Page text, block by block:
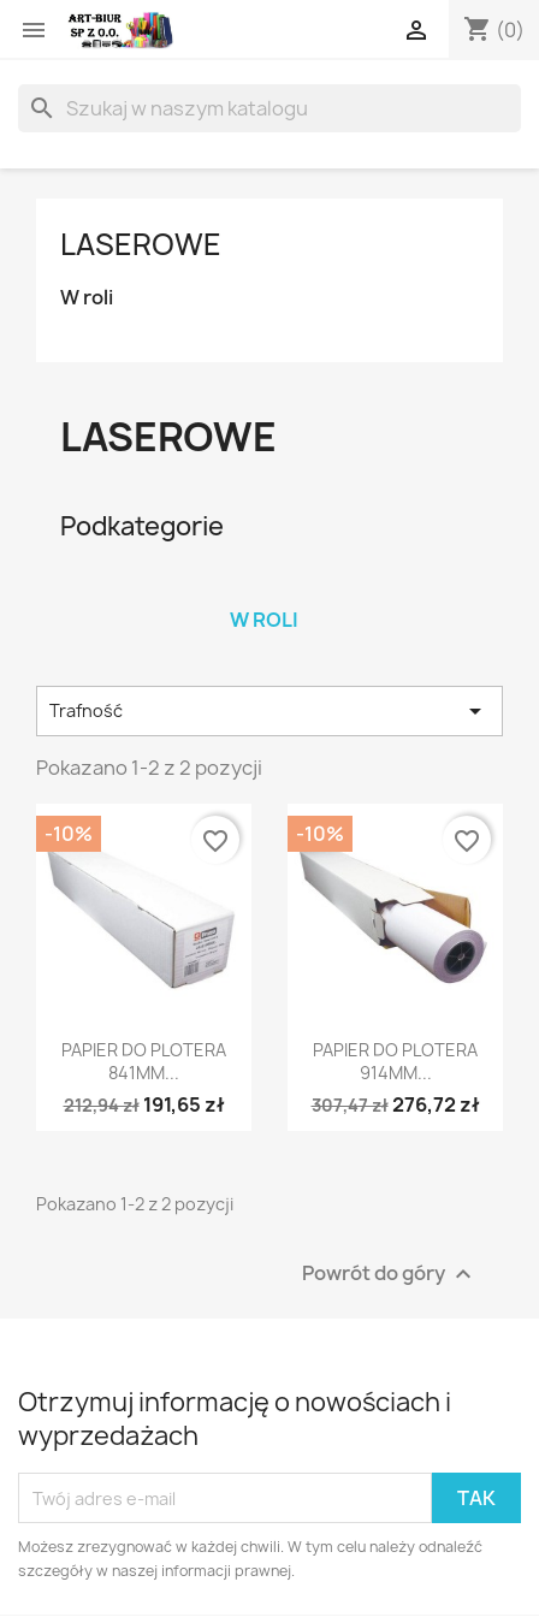
 shopping_cart (0)

search
LASEROWE
W roli
LASEROWE
Podkategorie
W ROLI
Trafność 
Pokazano 1-2 z 2 pozycji
Szybki podgląd
PAPIER DO PLOTERA
841MM...
212,94 zł 191,65 zł
-10% favorite_border
Szybki podgląd
PAPIER DO PLOTERA
914MM...
307,47 zł276,72 zł
-10% favorite_border
Pokazano 1-2 z 2 pozycji
Powrót do góry 
Otrzymuj informację o nowościach i
wyprzedażach
Możesz zrezygnować w każdej chwili. W tym celu należy odnaleźć
szczegóły w naszej informacji prawnej.